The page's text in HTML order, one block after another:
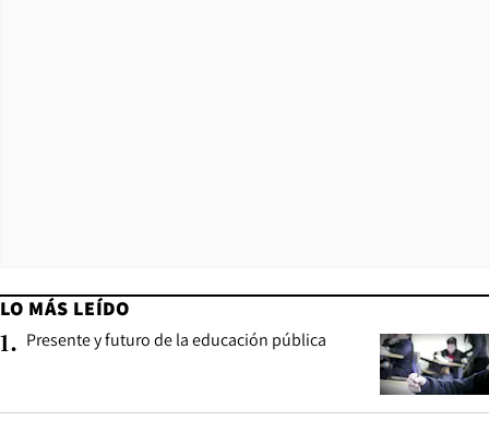
LO MÁS LEÍDO
1. Presente y futuro de la educación pública